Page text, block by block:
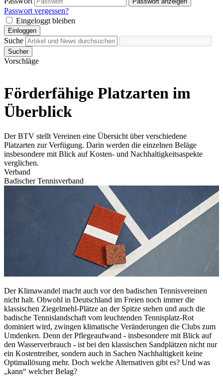
Passwort vergessen?
Eingeloggt bleiben
Einloggen
Suche
Sucher
Vorschläge
Förderfähige Platzarten im
Überblick
Der BTV stellt Vereinen eine Übersicht über verschiedene
Platzarten zur Verfügung. Darin werden die einzelnen Beläge
insbesondere mit Blick auf Kosten- und Nachhaltigkeitsaspekte
verglichen.
Verband
Badischer Tennisverband
Der Klimawandel macht auch vor den badischen Tennisvereinen
nicht halt. Obwohl in Deutschland im Freien noch immer die
klassischen Ziegelmehl-Plätze an der Spitze stehen und auch die
badische Tennislandschaft vom leuchtenden Tennisplatz-Rot
dominiert wird, zwingen klimatische Veränderungen die Clubs zum
Umdenken. Denn der Pflegeaufwand - insbesondere mit Blick auf
den Wasserverbrauch - ist bei den klassischen Sandplätzen nicht nur
ein Kostentreiber, sondern auch in Sachen Nachhaltigkeit keine
Optimallösung mehr. Doch welche Alternativen gibt es? Und was
„kann“ welcher Belag?